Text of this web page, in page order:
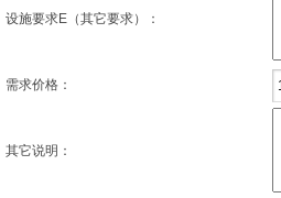
设施要求E（其它要求）：
需求价格：
其它说明：